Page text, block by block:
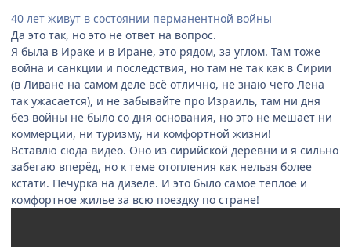
40 лет живут в состоянии перманентной войны
Да это так, но это не ответ на вопрос.
Я была в Ираке и в Иране, это рядом, за углом. Там тоже
война и санкции и последствия, но там не так как в Сирии
(в Ливане на самом деле всё отлично, не знаю чего Лена
так ужасается), и не забывайте про Израиль, там ни дня
без войны не было со дня основания, но это не мешает ни
коммерции, ни туризму, ни комфортной жизни!
Вставлю сюда видео. Оно из сирийской деревни и я сильно
забегаю вперёд, но к теме отопления как нельзя более
кстати. Печурка на дизеле. И это было самое теплое и
комфортное жилье за всю поездку по стране!